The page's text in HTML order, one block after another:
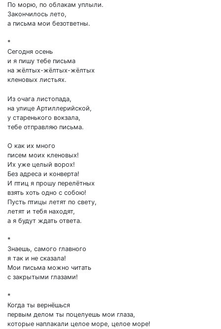
По морю, по облакам уплыли.
Закончилось лето,
а письма мои безответны.
*
Сегодня осень
и я пишу тебе письма
на жёлтых-жёлтых-жёлтых
кленовых листьях.
Из очага листопада,
на улице Артиллерийской,
у старенького вокзала,
тебе отправляю письма.
О как их много
писем моих кленовых!
Их уже целый ворох!
Без адреса и конверта!
И птиц я прошу перелётных
взять хоть одно с собою!
Пусть птицы летят по свету,
летят и тебя находят,
а я будут ждать ответа.
*
Знаешь, самого главного
я так и не сказала!
Мои письма можно читать
с закрытыми глазами!
*
Когда ты вернёшься
первым делом ты поцелуешь мои глаза,
которые наплакали целое море, целое море!